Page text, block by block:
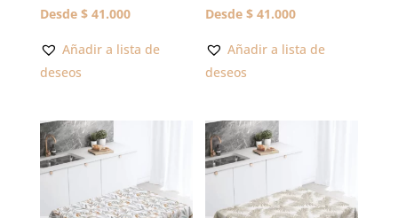
Desde $41.000
Añadir a lista de
deseos
Desde $ 41.000
Añadir a lista de
deseos